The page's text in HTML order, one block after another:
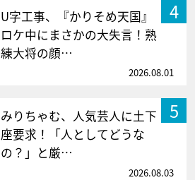
4
U字工事、『かりそめ天国』
ロケ中にまさかの大失言！熟
練大将の顔…
2026.08.01
5
みりちゃむ、人気芸人に土下
座要求！「人としてどうな
の？」と厳…
2026.08.03